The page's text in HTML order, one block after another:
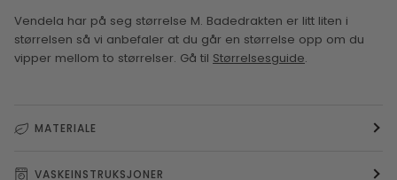
Vendela har på seg størrelse M. Badedrakten er litt liten i
størrelsen så vi anbefaler at du går en størrelse opp om du
vipper mellom to størrelser. Gå til Størrelsesguide.
MATERIALE
VASKEINSTRUKSJONER